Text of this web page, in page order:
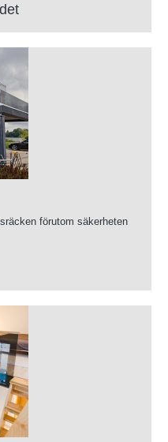
förutom säkerheten